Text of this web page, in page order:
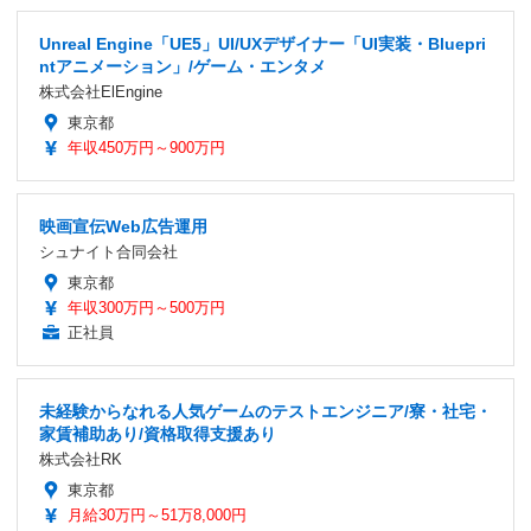
Unreal Engine「UE5」UI/UXデザイナー「UI実装・Bluepri
ntアニメーション」/ゲーム・エンタメ
株式会社ElEngine
東京都
年収450万円～900万円
映画宣伝Web広告運用
シュナイト合同会社
東京都
年収300万円～500万円
正社員
未経験からなれる人気ゲームのテストエンジニア/寮・社宅・
家賃補助あり/資格取得支援あり
株式会社RK
東京都
月給30万円～51万8,000円